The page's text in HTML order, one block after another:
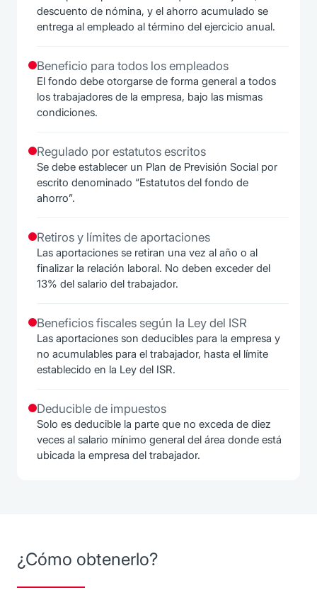
descuento de nómina, y el ahorro acumulado se
entrega al empleado al término del ejercicio anual.
Beneficio para todos los empleados
El fondo debe otorgarse de forma general a todos
los trabajadores de la empresa, bajo las mismas
condiciones.
Regulado por estatutos escritos
Se debe establecer un Plan de Previsión Social por
escrito denominado “Estatutos del fondo de
ahorro”.
Retiros y límites de aportaciones
Las aportaciones se retiran una vez al año o al
finalizar la relación laboral. No deben exceder del
13% del salario del trabajador.
Beneficios fiscales según la Ley del ISR
Las aportaciones son deducibles para la empresa y
no acumulables para el trabajador, hasta el límite
establecido en la Ley del ISR.
Deducible de impuestos
Solo es deducible la parte que no exceda de diez
veces al salario mínimo general del área donde está
ubicada la empresa del trabajador.
¿Cómo obtenerlo?